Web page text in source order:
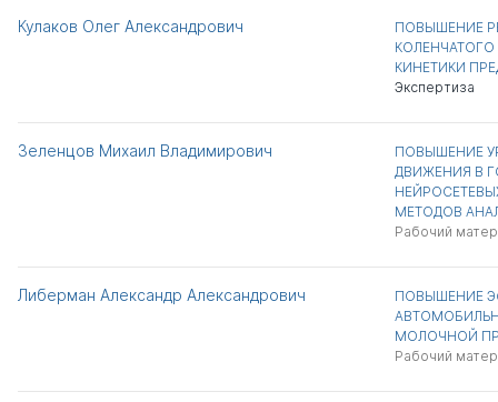
Кулаков Олег Александрович
ПОВЫШЕНИЕ
КИНЕТИКИ
Экспертиза
Зеленцов Михаил Владимирович
ПОВЫШЕНИЕ
ДВИЖЕНИЯ В
МЕТОДОВ
Рабочий
Либерман Александр Александрович
ПОВЫШЕНИЕ
МОЛОЧНОЙ
Рабочий